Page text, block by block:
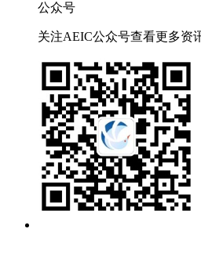
公众号
关注AEIC公众号查看更多资